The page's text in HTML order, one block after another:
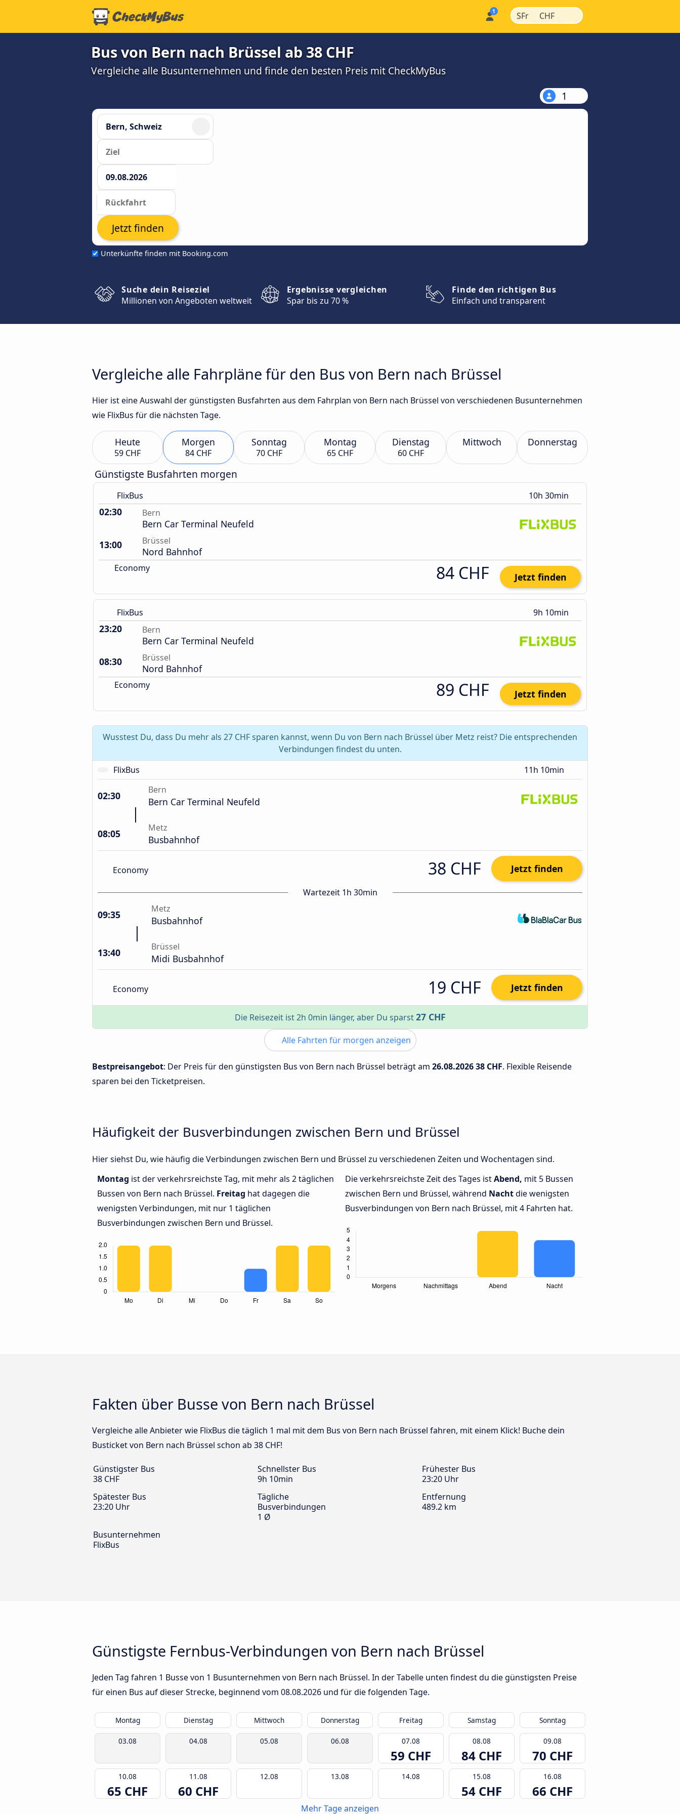
SFr | CHF |
Bus von Bern nach Brüssel ab 38 CHF
Vergleiche alle Busunternehmen und finde den besten Preis mit CheckMyBus
1
Unterkünfte finden mit Booking.com
Jetzt finden
Suche dein Reiseziel
Millionen von Angeboten weltweit
Ergebnisse vergleichen
Spar bis zu 70 %
Finde den richtigen Bus
Einfach und transparent
Vergleiche alle Fahrpläne für den Bus von Bern nach Brüssel
Hier ist eine Auswahl der günstigsten Busfahrten aus dem Fahrplan von Bern nach Brüssel von verschiedenen Busunternehmen
wie FlixBus für die nächsten Tage.
Heute
59 CHF
Morgen
84 CHF
Sonntag
70 CHF
Montag
65 CHF
Dienstag
60 CHF
Mittwoch Donnerstag
Günstigste Busfahrten morgen
FlixBus 10h 30min
02:30 Bern
Bern Car Terminal Neufeld
13:00
Brüssel
Nord Bahnhof
Economy 84 CHF Jetzt finden
FlixBus 9h 10min
23:20 Bern
Bern Car Terminal Neufeld
08:30
Brüssel
Nord Bahnhof
Economy 89 CHF Jetzt finden
Wusstest Du, dass Du mehr als 27 CHF sparen kannst, wenn Du von Bern nach Brüssel über Metz reist? Die entsprechenden
Verbindungen findest du unten.
FlixBus
11h 10min
02:30 Bern
Bern Car Terminal Neufeld
08:05 Metz
Busbahnhof
Economy 38 CHF Jetzt finden
Wartezeit 1h 30min
09:35 Metz
Busbahnhof
13:40 Brüssel
Midi Busbahnhof
Economy 19 CHF Jetzt finden
Die Reisezeit ist 2h 0min länger, aber Du sparst27 CHF
Alle Fahrten für morgen anzeigen
Bestpreisangebot: Der Preis für den günstigsten Bus von Bern nach Brüssel beträgt am 26.08.202638 CHF. Flexible Reisende
sparen bei den Ticketpreisen.
Häufigkeit der Busverbindungen zwischen Bern und Brüssel
Hier siehst Du, wie häufig die Verbindungen zwischen Bern und Brüssel zu verschiedenen Zeiten und Wochentagen sind.
Montag ist der verkehrsreichste Tag, mit mehr als 2 täglichen
Bussen von Bern nach Brüssel. Freitag hat dagegen die
wenigsten Verbindungen, mit nur 1 täglichen
Busverbindungen zwischen Bern und Brüssel.
Die verkehrsreichste Zeit des Tages istAbend, mit 5 Bussen
zwischen Bern und Brüssel, während Nachtdie wenigsten
Busverbindungen von Bern nach Brüssel, mit 4 Fahrten hat.
Fakten über Busse von Bern nach Brüssel
Vergleiche alle Anbieter wie FlixBus die täglich 1 mal mit dem Bus von Bern nach Brüssel fahren, mit einem Klick! Buche dein
Busticket von Bern nach Brüssel schon ab 38 CHF!
Günstigster Bus
38 CHF
Schnellster Bus
9h 10min
Frühester Bus
23:20 Uhr
Spätester Bus
23:20 Uhr
Tägliche
Busverbindungen
1 Ø
Entfernung
489.2 km
Busunternehmen
FlixBus
Günstigste Fernbus-Verbindungen von Bern nach Brüssel
Jeden Tag fahren 1 Busse von 1 Busunternehmen von Bern nach Brüssel. In der Tabelle unten findest du die günstigsten Preise
für einen Bus auf dieser Strecke, beginnend vom 08.08.2026 und für die folgenden Tage.
Montag Dienstag Mittwoch Donnerstag Freitag Samstag Sonntag
03.08 04.08 05.08 06.08 07.08
59 CHF
08.08
84 CHF
09.08
70 CHF
10.08
65 CHF
11.08
60 CHF
12.08 13.08 14.08 15.08
54 CHF
16.08
66 CHF
Mehr Tage anzeigen